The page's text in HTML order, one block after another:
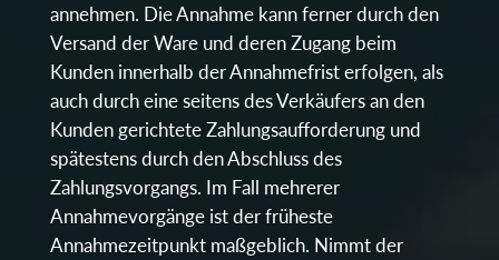
annehmen. Die Annahme kann ferner durch den
Versand der Ware und deren Zugang beim
Kunden innerhalb der Annahmefrist erfolgen, als
auch durch eine seitens des Verkäufers an den
Kunden gerichtete Zahlungsaufforderung und
spätestens durch den Abschluss des
Zahlungsvorgangs. Im Fall mehrerer
Annahmevorgänge ist der früheste
Annahmezeitpunkt maßgeblich. Nimmt der